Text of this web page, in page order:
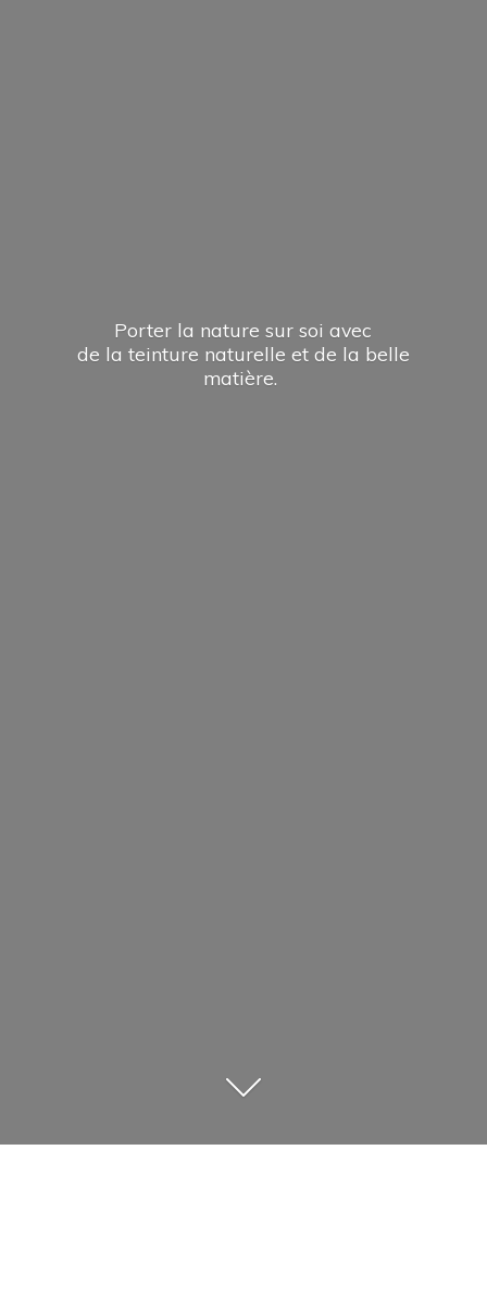
Porter la nature sur soi avec
de la teinture naturelle et de la belle
matière.